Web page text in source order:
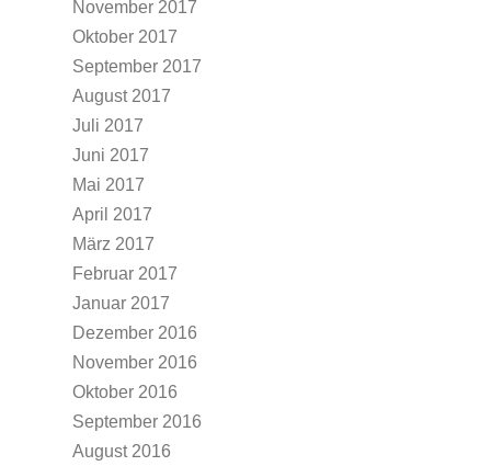
November 2017
Oktober 2017
September 2017
August 2017
Juli 2017
Juni 2017
Mai 2017
April 2017
März 2017
Februar 2017
Januar 2017
Dezember 2016
November 2016
Oktober 2016
September 2016
August 2016